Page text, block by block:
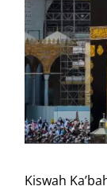
Kiswah